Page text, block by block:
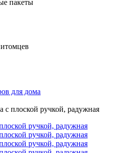
пакеты
для дома
с плоской ручкой, радужная